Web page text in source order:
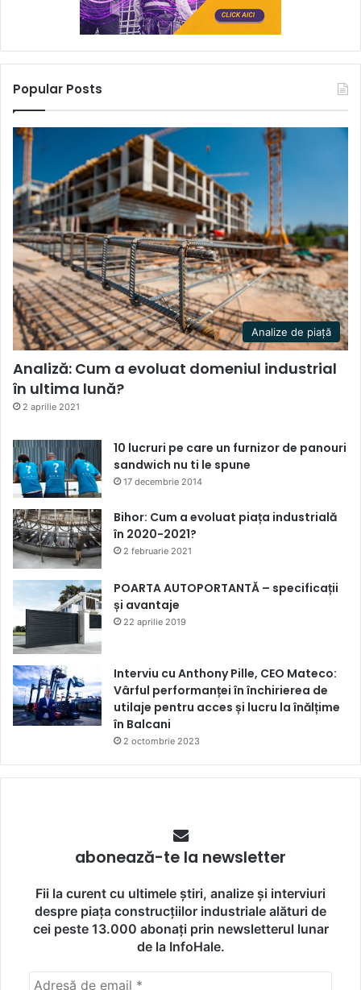
Popular Posts
Analize de piață
Analiză: Cum a evoluat domeniul industrial
în ultima lună?
2 aprilie 2021
10 lucruri pe care un furnizor de panouri
sandwich nu ti le spune
17 decembrie 2014
Bihor: Cum a evoluat piața industrială
în 2020-2021?
2 februarie 2021
POARTA AUTOPORTANTĂ – specificații
și avantaje
22 aprilie 2019
Interviu cu Anthony Pille, CEO Mateco:
Vârful performanței în închirierea de
utilaje pentru acces și lucru la înălțime
în Balcani
2 octombrie 2023
abonează-te la newsletter
Fii la curent cu ultimele știri, analize și interviuri
despre piața construcțiilor industriale alături de
cei peste 13.000 abonați prin newsletterul lunar
de la InfoHale.